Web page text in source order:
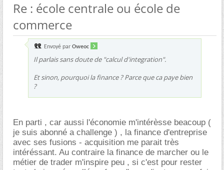
Re : école centrale ou école de
commerce
Envoyé par Oweoc
Il parlais sans doute de "calcul d'integration".
Et sinon, pourquoi la finance ? Parce que ca paye bien
?
En parti , car aussi l'économie m'intérèsse beacoup (
je suis abonné a challenge ) , la finance d'entreprise
avec ses fusions - acquisition me parait très
intéréssant. Au contraire la finance de marcher ou le
métier de trader m'inspire peu , si c'est pour rester